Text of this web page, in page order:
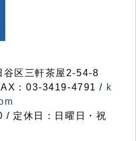
区三軒茶屋2-54-8
：03-3419-4791 / k
/ 定休日：日曜日・祝